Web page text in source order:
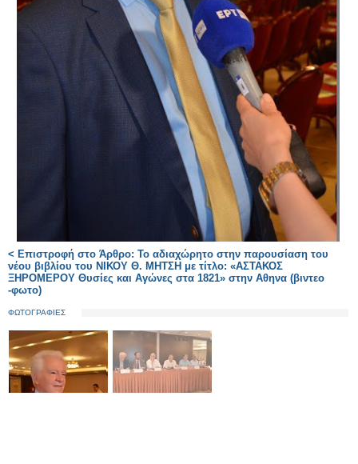
< Επιστροφή στο Άρθρο: Το αδιαχώρητο στην παρουσίαση του
νέου βιβλίου του ΝΙΚΟΥ Θ. ΜΗΤΣΗ με τίτλο: «ΑΣΤΑΚΟΣ
ΞΗΡΟΜΕΡΟΥ Θυσίες και Αγώνες στα 1821» στην Αθηνα (βιντεο
-φωτο)
ΦΩΤΟΓΡΑΦΙΕΣ